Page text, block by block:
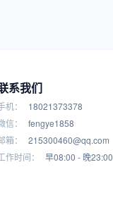
系我们
机：
18021373378
信：
fengye1858
箱：
215300460@qq.com
作时间：
早08:00 - 晚23:00